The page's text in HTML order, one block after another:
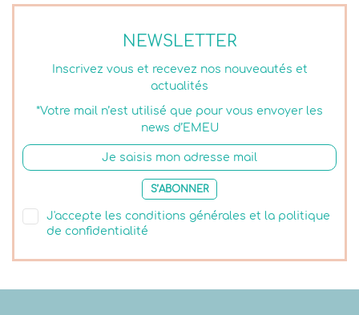
NEWSLETTER
Inscrivez vous et recevez nos nouveautés et
actualités
*Votre mail n’est utilisé que pour vous envoyer les
news d’EMEU
S’ABONNER
J'accepte les conditions générales et la politique
de confidentialité